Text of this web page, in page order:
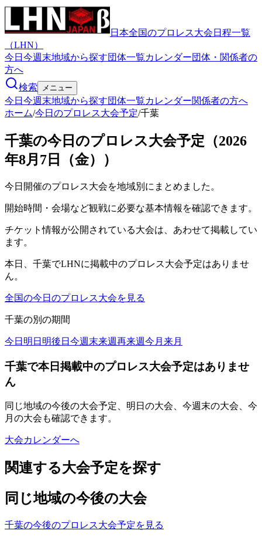
日本全国のプロレス大会日程一覧
（LHN）
今日 今週末地域から探す団体一覧カレンダー団体・関係者の
方へ
検索
メニュー
今日 今週末地域から探す団体一覧カレンダー関係者の方へ
ホーム/今日のプロレス大会予定/千葉
千葉の今日のプロレス大会予定（2026
年8月7日（金））
今日開催のプロレス大会を地域別にまとめました。
開始時間・会場など観戦に必要な基本情報を確認できます。
チケット情報が公開されている大会は、あわせて掲載してい
ます。
本日、千葉でLHNに掲載中のプロレス大会予定はありませ
ん。
全国の今日のプロレス大会を見る
千葉の別の期間
今日 明日 明後日 今週末来週再来週今月 来月
千葉で本日掲載中のプロレス大会予定はありませ
ん
同じ地域の今後の大会予定、明日の大会、今週末の大会、今
月の大会も確認できます。
大会カレンダーへ
関連する大会予定を探す
同じ地域の今後の大会
千葉の今後のプロレス大会予定を見る